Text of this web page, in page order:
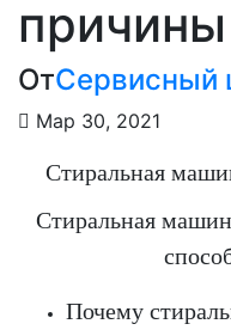
причины
ОтСервисный
Мар 30, 2021
Стиральная
Стиральная
Почему